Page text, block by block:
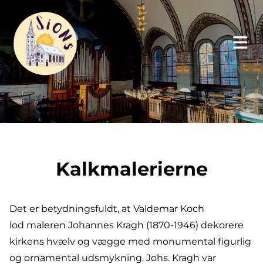
Kalkmalerierne
Det er betydningsfuldt, at Valdemar Koch
lod maleren Johannes Kragh (1870-1946) dekorere
kirkens hvælv og vægge med monumental figurlig
og ornamental udsmykning. Johs. Kragh var